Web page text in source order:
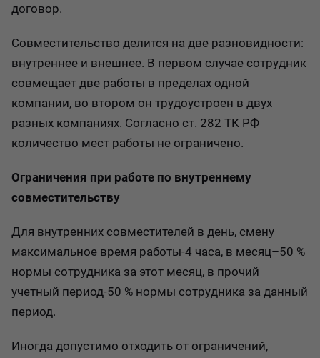
договор.
Совместительство делится на две разновидности:
внутреннее и внешнее. В первом случае сотрудник
совмещает две работы в пределах одной
компании, во втором он трудоустроен в двух
разных компаниях. Согласно ст. 282 ТК РФ
количество мест работы не ограничено.
Ограничения при работе по внутреннему
совместительству
Для внутренних совместителей в день, смену
максимальное время работы-4 часа, в месяц–50 %
нормы сотрудника за этот месяц, в прочий
учетный период-50 % нормы сотрудника за данный
период.
Иногда допустимо отходить от ограничений,